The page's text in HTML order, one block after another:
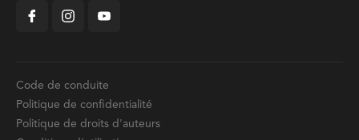
Code de conduite
Politique de confidentialité
Politique de droits d'auteurs